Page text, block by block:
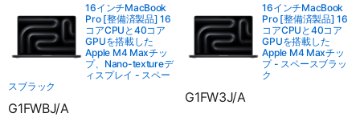
16インチMacBook
Pro [整備済製品] 16
コアCPUと40コア
GPUを搭載した
Apple M4 Maxチッ
プ、Nano-textureデ
ィスプレイ - スペー
スブラック
G1FWBJ/A
16インチMacBook
Pro [整備済製品] 16
コアCPUと40コア
GPUを搭載した
Apple M4 Maxチッ
プ - スペースブラッ
ク
G1FW3J/A